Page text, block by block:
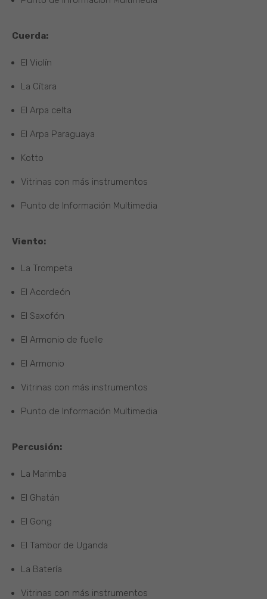
Cuerda:
El Violín
La Cítara
El Arpa celta
El Arpa Paraguaya
Kotto
Vitrinas con más instrumentos
Punto de Información Multimedia
Viento:
La Trompeta
El Acordeón
El Saxofón
El Armonio de fuelle
El Armonio
Vitrinas con más instrumentos
Punto de Información Multimedia
Percusión:
La Marimba
El Ghatán
El Gong
El Tambor de Uganda
La Batería
Vitrinas con más instrumentos